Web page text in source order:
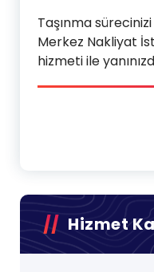
Taşınma
Merkez Nakliyat
hizmeti ile
Hizmet